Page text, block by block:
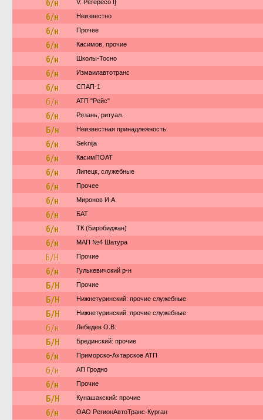
б/н V. Perepečo IĮ
б/н Неизвестно
б/н Прочее
б/н Касимов, прочие
б/н Школы-Тосно
б/н Измаилавтотранс
б/н СПАП-1
б/н АТП "Рейс"
б/н Рязань, ритуал.
Б/н Неизвестная принадлежность
б/н Seknija
б/н КасимПОАТ
б/н Липецк, служебные
б/н Прочее
б/н Миронов И.А.
б/н БАТ
б/н ТК (Биробиджан)
б/н МАП №4 Шатура
Б/Н Прочие
б/н Гулькевичский р-н
Б/Н Прочие
Б/Н Нижнетуринский: прочие служебные
Б/Н Нижнетуринский: прочие служебные
б/н Лебедев О.В.
Б/Н Брединский: прочие
б/н Приморско-Ахтарское АТП
б/н АП Гродно
б/н Прочие
Б/Н Кунашакский: прочие
б/н ОАО РегионАвтоТранс-Курган